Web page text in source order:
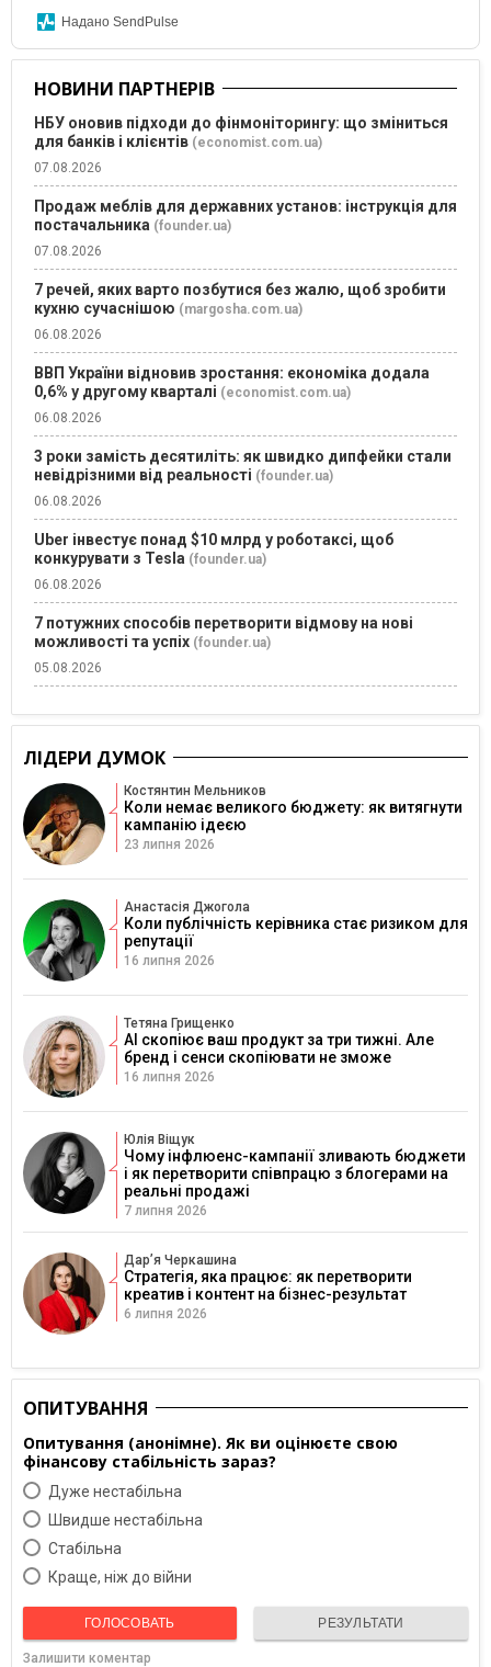
Надано SendPulse
НОВИНИ ПАРТНЕРІВ
НБУ оновив підходи до фінмоніторингу: що зміниться
для банків і клієнтів (economist.com.ua)
07.08.2026
Продаж меблів для державних установ: інструкція для
постачальника (founder.ua)
07.08.2026
7 речей, яких варто позбутися без жалю, щоб зробити
кухню сучаснішою (margosha.com.ua)
06.08.2026
ВВП України відновив зростання: економіка додала
0,6% у другому кварталі (economist.com.ua)
06.08.2026
3 роки замість десятиліть: як швидко дипфейки стали
невідрізними від реальності (founder.ua)
06.08.2026
Uber інвестує понад $10 млрд у роботаксі, щоб
конкурувати з Tesla (founder.ua)
06.08.2026
7 потужних способів перетворити відмову на нові
можливості та успіх (founder.ua)
05.08.2026
ЛІДЕРИ ДУМОК
Костянтин Мельников
Коли немає великого бюджету: як витягнути
кампанію ідеєю
23 липня 2026
Анастасія Джогола
Коли публічність керівника стає ризиком для
репутації
16 липня 2026
Тетяна Грищенко
AI скопіює ваш продукт за три тижні. Але
бренд і сенси скопіювати не зможе
16 липня 2026
Юлія Віщук
Чому інфлюенс-кампанії зливають бюджети
і як перетворити співпрацю з блогерами на
реальні продажі
7 липня 2026
Дарʼя Черкашина
Стратегія, яка працює: як перетворити
креатив і контент на бізнес-результат
6 липня 2026
ОПИТУВАННЯ
Опитування (анонімне). Як ви оцінюєте свою
фінансову стабільність зараз?
Дуже нестабільна
Швидше нестабільна
Cтабільна
Краще, ніж до війни
ГОЛОСОВАТЬ РЕЗУЛЬТАТИ
Залишити коментар